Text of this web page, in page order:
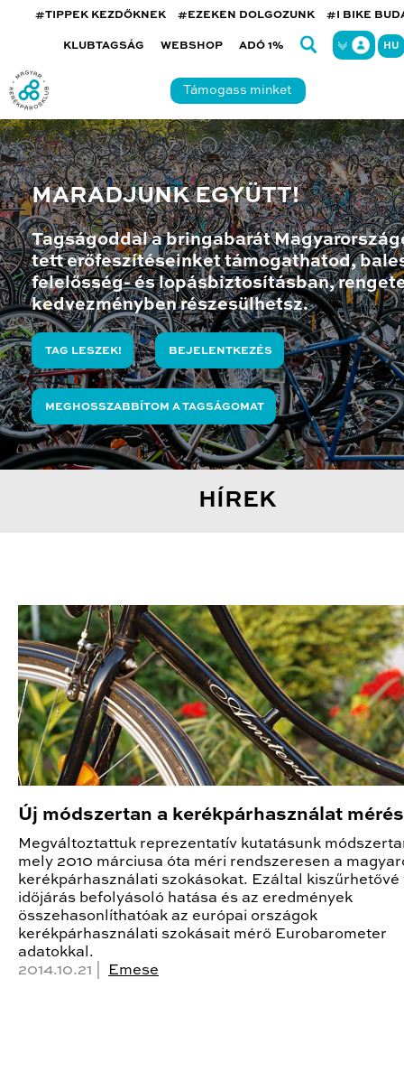
#TIPPEK KEZDŐKNEK #EZEKEN DOLGOZUNK #I BIKE
KLUBTAGSÁG WEBSHOP ADÓ 1% HU
Támogass minket
MARADJUNK EGYÜTT!
Tagságoddal a bringabarát
tett erőfeszítéseinket támogathatod,
felelősség- és lopásbiztosításban,
kedvezményben részesülhetsz.
TAG LESZEK! BEJELENTKEZÉS
MEGHOSSZABBÍTOM A TAGSÁGOMAT
HÍREK
Új módszertan a kerékpárhasználat
Megváltoztattuk reprezentatív kutatásunk
mely 2010 márciusa óta méri rendszeresen a
kerékpárhasználati szokásokat. Ezáltal kiszűrhetővé
időjárás befolyásoló hatása és az eredmények
összehasonlíthatóak az európai országok
kerékpárhasználati szokásait mérő Eurobarometer
adatokkal.
2014.10.21 |
Emese